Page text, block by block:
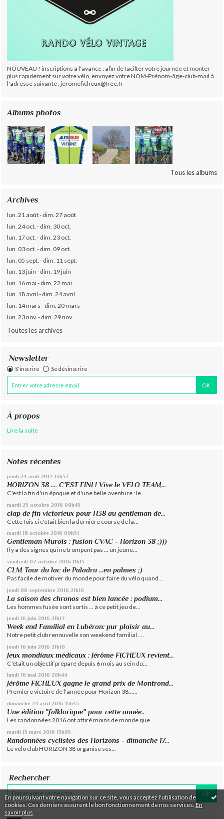
En poursuivant votre navigation sur ce site, vous acceptez l'utilisation de
cookies. Ces derniers assurent le bon fonctionnement de nos services.En
savoir plus
NOUVEAU ! inscriptions à l'avance : afin de facilter votre journée et monter
plus rapidement sur votre vélo, envoyez votre NOM-Prénom-âge-club-mail à
l'adresse suivante : jeromeficheux@free.fr
Albums photos
Tous les albums
Archives
lun. 21 août - dim. 27 août
lun. 24 oct. - dim. 30 oct.
lun. 17 oct. - dim. 23 oct.
lun. 03 oct. - dim. 09 oct.
lun. 05 sept. - dim. 11 sept.
lun. 13 juin - dim. 19 juin
lun. 16 mai - dim. 22 mai
lun. 18 avril - dim. 24 avril
lun. 14 mars - dim. 20 mars
lun. 23 nov. - dim. 29 nov.
Toutes les archives
Newsletter
S'inscrire Se désinscrire
À propos
Lire la suite
Notes récentes
jeudi 24 août 2017 13h57
HORIZON 38 .... C'EST FINI ! Vive le VELO TEAM...
C'est la fin d'un époque et d'une belle aventure : le...
mardi 25 octobre 2016 09h45
clap de fin victorieux pour H38 au gentleman de...
Cette fois ci c'était bien la dernière course de la...
mardi 18 octobre 2016 09h51
Gentleman Murois : fusion CVAC - Horizon 38 ;)))
Il y a des signes qui ne trompent pas ... un jeune...
vendredi 07 octobre 2016 11h15
CLM Tour du lac de Paladru ...en palmes ;)
Pas facile de motiver du monde pour faire du vélo quand...
jeudi 08 septembre 2016 21h10
La saison des chronos est bien lancée : podium...
Les hommes fusée sont sortis ... à ce petit jeu de...
jeudi 16 juin 2016 21h17
Week end Familial en Lubéron: pur plaisir au...
Notre petit club renouvelle son weekend familial ....
jeudi 16 juin 2016 21h10
Jeux mondiaux médicaux : Jérôme FICHEUX revient...
C'était un objectif préparé depuis 6 mois au sein du...
lundi 16 mai 2016 20h44
Jérôme FICHEUX gagne le grand prix de Montrond...
Première victoire de l'année pour Horizon 38......
dimanche 24 avril 2016 15h35
Une édition "folklorique" pour cette année..
Les randonnées 2016 ont attiré moins de monde que...
mardi 15 mars 2016 15h05
Randonnées cyclistes des Horizons - dimanche 17...
Le vélo club HORIZON 38 organise ses...
Rechercher